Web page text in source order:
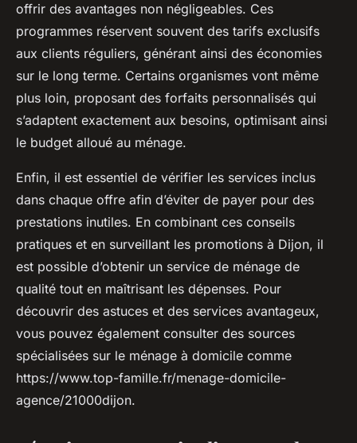
offrir des avantages non négligeables. Ces
programmes réservent souvent des tarifs exclusifs
aux clients réguliers, générant ainsi des économies
sur le long terme. Certains organismes vont même
plus loin, proposant des forfaits personnalisés qui
s’adaptent exactement aux besoins, optimisant ainsi
le budget alloué au ménage.
Enfin, il est essentiel de vérifier les services inclus
dans chaque offre afin d’éviter de payer pour des
prestations inutiles. En combinant ces conseils
pratiques et en surveillant les promotions à Dijon, il
est possible d’obtenir un service de ménage de
qualité tout en maîtrisant les dépenses. Pour
découvrir des astuces et des services avantageux,
vous pouvez également consulter des sources
spécialisées sur le ménage à domicile comme
https://www.top-famille.fr/menage-domicile-
agence/21000dijon.